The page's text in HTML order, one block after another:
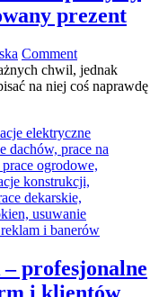
prezent
Comment
chwil, jednak
na niej coś naprawdę
– profesjonalne